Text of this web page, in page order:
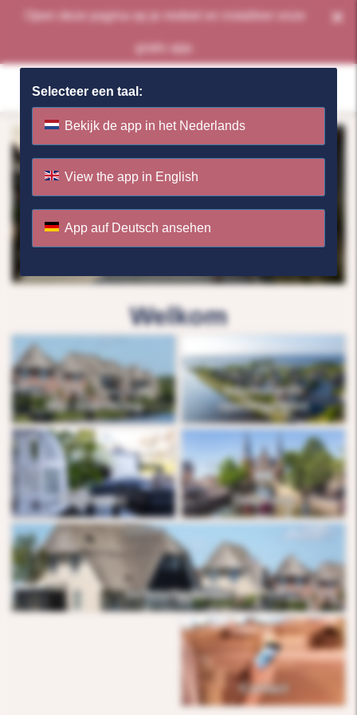
Open deze pagina op je mobiel en installeer onze
gratis app.
×
Selecteer een taal:
Bekijk de app in het Nederlands
View the app in English
App auf Deutsch ansehen
Welkom
Mijn reservering
Informatie en
openingstijden
Faciliteiten Omgeving
Verhuurfaciliteiten
Contact